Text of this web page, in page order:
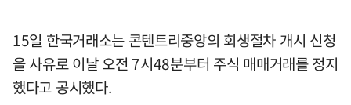
15일 한국거래소는 콘텐트리중앙의 회생절차 개시 신청
을 사유로 이날 오전 7시48분부터 주식 매매거래를 정지
했다고 공시했다.